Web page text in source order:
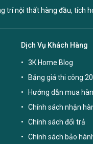
trí nội thất hàng đầu, tích
Dịch Vụ Khách Hàng
3K Home Blog
Bảng giá thi công
Hướng dẫn mua
Chính sách nhận
Chính sách đổi trả
Chính sách bảo